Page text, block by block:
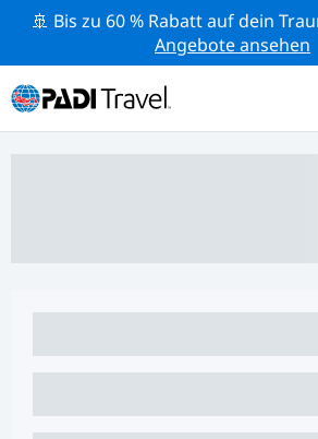
🚢 Bis zu 60 % Rabatt auf dein
Angebote ansehen